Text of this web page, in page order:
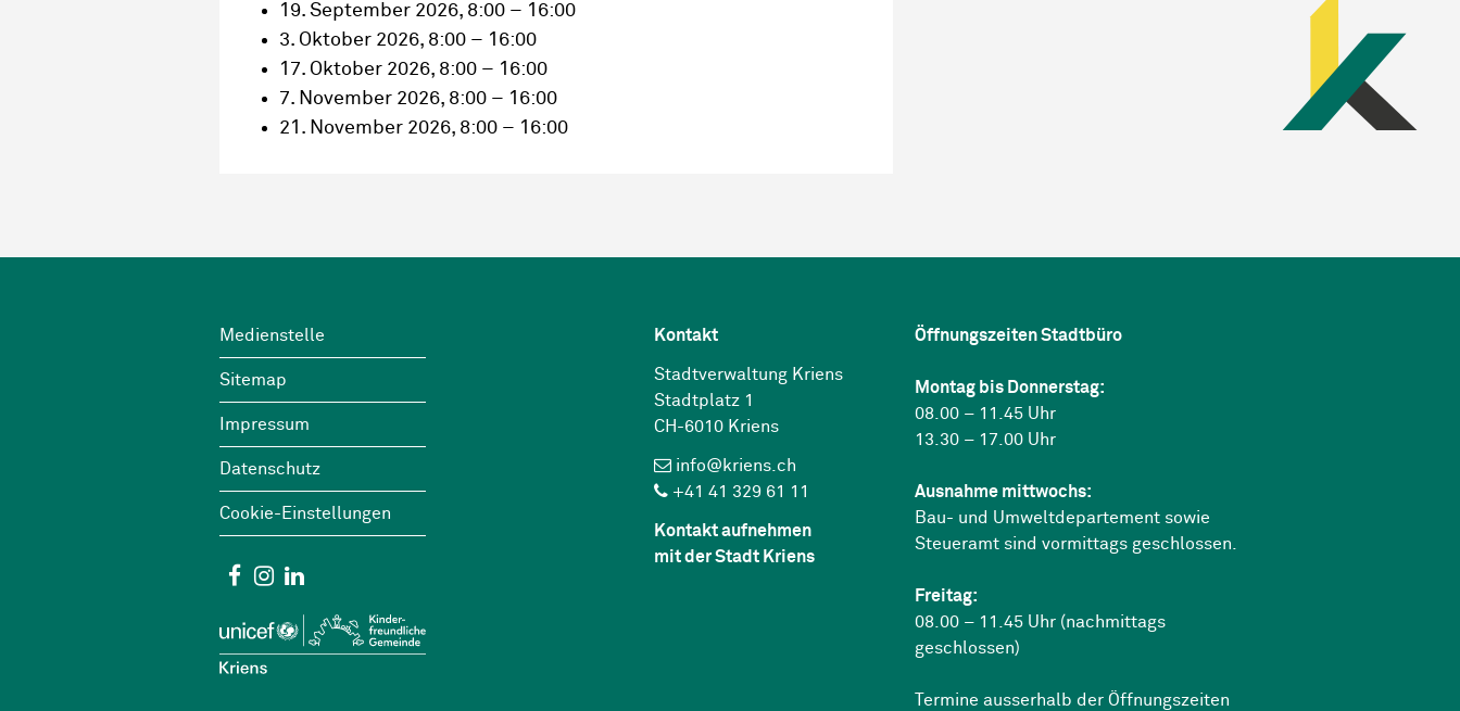
19. September 2026, 8:00 – 16:00
3. Oktober 2026, 8:00 – 16:00
17. Oktober 2026, 8:00 – 16:00
7. November 2026, 8:00 – 16:00
21. November 2026, 8:00 – 16:00
Wichtige Links
Medienstelle
Sitemap
Impressum
Datenschutz
Cookie-Einstellungen
Social Media
FacebookInstagram
Kontakt
Stadtverwaltung Kriens
Stadtplatz 1
CH-6010 Kriens
info@kriens.ch
+41 41 329 61 11
Kontakt aufnehmen
mit der Stadt Kriens
Öffnungszeiten Stadtbüro
Montag bis Donnerstag:
08.00 – 11.45 Uhr
13.30 – 17.00 Uhr
Ausnahme mittwochs:
Bau- und Umweltdepartement sowie
Steueramt sind vormittags geschlossen.
Freitag:
08.00 – 11.45 Uhr (nachmittags
geschlossen)
Termine ausserhalb der Öffnungszeiten